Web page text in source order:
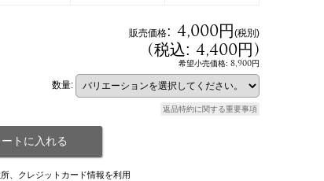
販売価格: 4,000円(税別)
(税込: 4,400円)
希望小売価格: 8,900円
数量:
返品特約に関する重要事項
、クレジットカード情報を利用